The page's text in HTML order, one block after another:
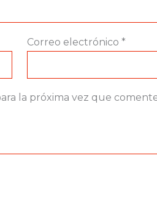
Correo electrónico *
la próxima vez que